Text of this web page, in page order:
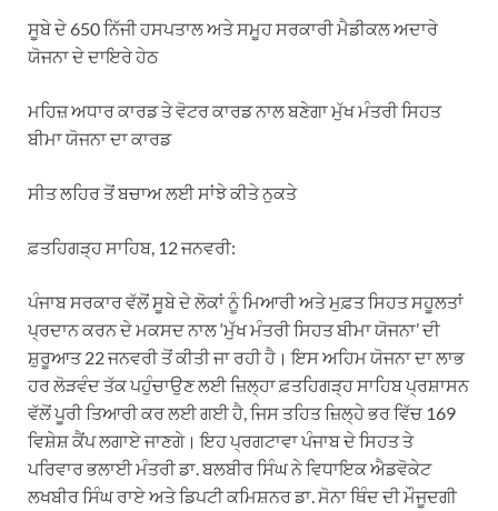
ਸੂਬੇ ਦੇ 650 ਨਿੱਜੀ ਹਸਪਤਾਲ ਅਤੇ ਸਮੂਹ ਸਰਕਾਰੀ ਮੈਡੀਕਲ ਅਦਾਰੇ
ਯੋਜਨਾ ਦੇ ਦਾਇਰੇ ਹੇਠ
ਮਹਿਜ਼ ਅਧਾਰ ਕਾਰਡ ਤੇ ਵੋਟਰ ਕਾਰਡ ਨਾਲ ਬਣੇਗਾ ਮੁੱਖ ਮੰਤਰੀ ਸਿਹਤ
ਬੀਮਾ ਯੋਜਨਾ ਦਾ ਕਾਰਡ
ਸੀਤ ਲਹਿਰ ਤੋਂ ਬਚਾਅ ਲਈ ਸਾਂਝੇ ਕੀਤੇ ਨੁਕਤੇ
ਫ਼ਤਹਿਗੜ੍ਹ ਸਾਹਿਬ, 12 ਜਨਵਰੀ:
ਪੰਜਾਬ ਸਰਕਾਰ ਵੱਲੋਂ ਸੂਬੇ ਦੇ ਲੋਕਾਂ ਨੂੰ ਮਿਆਰੀ ਅਤੇ ਮੁਫ਼ਤ ਸਿਹਤ ਸਹੂਲਤਾਂ
ਪ੍ਰਦਾਨ ਕਰਨ ਦੇ ਮਕਸਦ ਨਾਲ ‘ਮੁੱਖ ਮੰਤਰੀ ਸਿਹਤ ਬੀਮਾ ਯੋਜਨਾ’ ਦੀ
ਸ਼ੁਰੂਆਤ 22 ਜਨਵਰੀ ਤੋਂ ਕੀਤੀ ਜਾ ਰਹੀ ਹੈ। ਇਸ ਅਹਿਮ ਯੋਜਨਾ ਦਾ ਲਾਭ
ਹਰ ਲੋੜਵੰਦ ਤੱਕ ਪਹੁੰਚਾਉਣ ਲਈ ਜ਼ਿਲ੍ਹਾ ਫ਼ਤਹਿਗੜ੍ਹ ਸਾਹਿਬ ਪ੍ਰਸ਼ਾਸਨ
ਵੱਲੋਂ ਪੂਰੀ ਤਿਆਰੀ ਕਰ ਲਈ ਗਈ ਹੈ, ਜਿਸ ਤਹਿਤ ਜ਼ਿਲ੍ਹੇ ਭਰ ਵਿੱਚ 169
ਵਿਸ਼ੇਸ਼ ਕੈਂਪ ਲਗਾਏ ਜਾਣਗੇ। ਇਹ ਪ੍ਰਗਟਾਵਾ ਪੰਜਾਬ ਦੇ ਸਿਹਤ ਤੇ
ਪਰਿਵਾਰ ਭਲਾਈ ਮੰਤਰੀ ਡਾ. ਬਲਬੀਰ ਸਿੰਘ ਨੇ ਵਿਧਾਇਕ ਐਡਵੋਕੇਟ
ਲਖਬੀਰ ਸਿੰਘ ਰਾਏ ਅਤੇ ਡਿਪਟੀ ਕਮਿਸ਼ਨਰ ਡਾ. ਸੋਨਾ ਥਿੰਦ ਦੀ ਮੌਜੂਦਗੀ